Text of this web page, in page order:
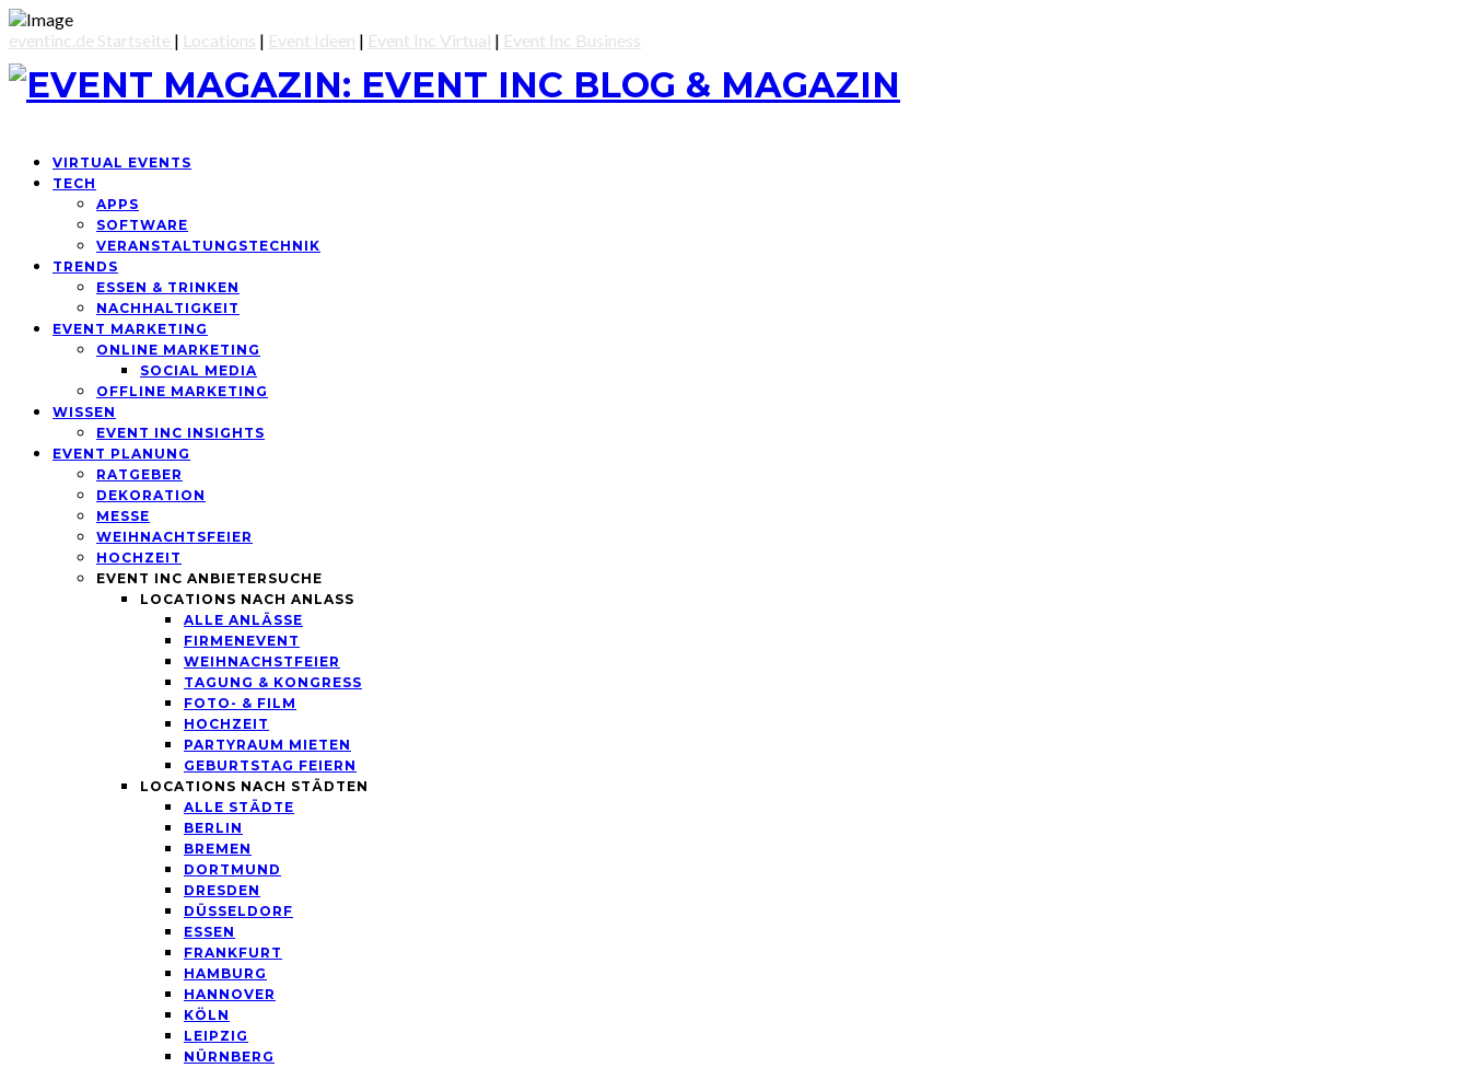
eventinc.de Startseite | Locations | Event Ideen | Event Inc Virtual | Event Inc Business
VIRTUAL EVENTS
TECH
APPS
SOFTWARE
VERANSTALTUNGSTECHNIK
TRENDS
ESSEN & TRINKEN
NACHHALTIGKEIT
EVENT MARKETING
ONLINE MARKETING
SOCIAL MEDIA
OFFLINE MARKETING
WISSEN
EVENT INC INSIGHTS
EVENT PLANUNG
RATGEBER
DEKORATION
MESSE
WEIHNACHTSFEIER
HOCHZEIT
EVENT INC ANBIETERSUCHE
LOCATIONS NACH ANLASS
ALLE ANLÄSSE
FIRMENEVENT
WEIHNACHSTFEIER
TAGUNG & KONGRESS
FOTO- & FILM
HOCHZEIT
PARTYRAUM MIETEN
GEBURTSTAG FEIERN
LOCATIONS NACH STÄDTEN
ALLE STÄDTE
BERLIN
BREMEN
DORTMUND
DRESDEN
DÜSSELDORF
ESSEN
FRANKFURT
HAMBURG
HANNOVER
KÖLN
LEIPZIG
NÜRNBERG